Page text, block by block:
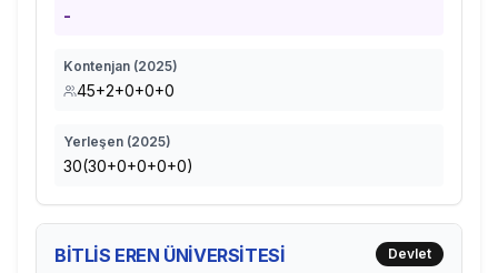
-
Kontenjan (2025)
45+2+0+0+0
Yerleşen (2025)
30(30+0+0+0+0)
BİTLİS EREN ÜNİVERSİTESİ Devlet